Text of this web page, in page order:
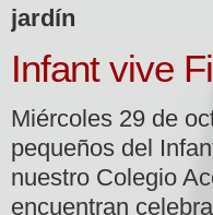
jardín
Infant vive
Miércoles 29 de
pequeños del
nuestro Colegio
encuentran